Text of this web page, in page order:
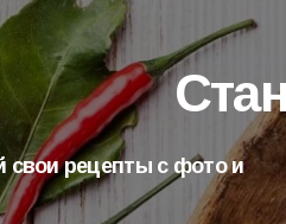
свои рецепты с фото и